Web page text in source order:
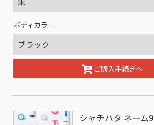
ボディカラー
ご購入手続きへ
シャチハタ ネーム9